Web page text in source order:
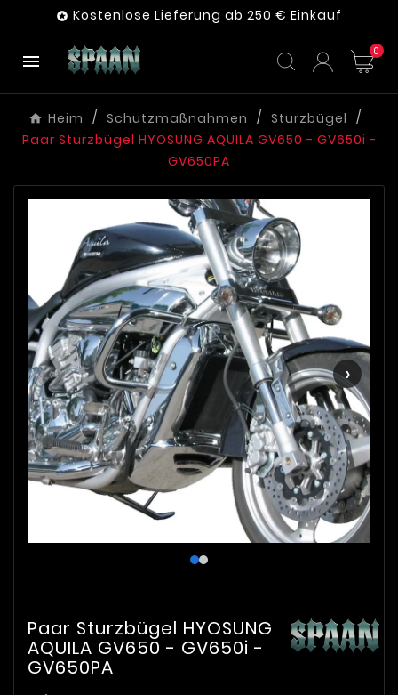
 Kostenlose Lieferung ab 250 € Einkauf
 0
Heim Schutzmaßnahmen
Sturzbügel
Paar Sturzbügel HYOSUNG AQUILA GV650 - GV650i -
GV650PA
‹ ›
Paar Sturzbügel HYOSUNG
AQUILA GV650 - GV650i -
GV650PA